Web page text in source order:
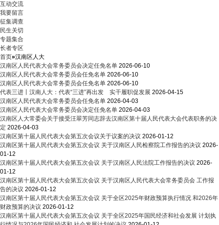
互动交流
我要留言
征集调查
民生关切
专题集合
长者专区
首页»汉南区人大
汉南区人民代表大会常务委员会决定任免名单 2026-06-10
汉南区人民代表大会常务委员会任免名单 2026-06-10
汉南区人民代表大会常务委员会任免名单 2026-06-10
代表三进丨汉南人大：代表“三进”再出发 实干履职促发展 2026-04-15
汉南区人民代表大会常务委员会任免名单 2026-04-03
汉南区人民代表大会常务委员会决定任免名单 2026-04-03
汉南区人大常委会关于接受汪翠芳同志辞去汉南区第十届人民代表大会代表职务的决
定 2026-04-03
汉南区第十届人民代表大会第五次会议关于议案的决议 2026-01-12
汉南区第十届人民代表大会第五次会议 关于汉南区人民检察院工作报告的决议 2026-
01-12
汉南区第十届人民代表大会第五次会议 关于汉南区人民法院工作报告的决议 2026-
01-12
汉南区第十届人民代表大会第五次会议 关于汉南区人民代表大会常务委员会 工作报
告的决议 2026-01-12
汉南区第十届人民代表大会第五次会议 关于全区2025年财政预算执行情况 和2026年
财政预算的决议 2026-01-12
汉南区第十届人民代表大会第五次会议 关于全区2025年国民经济和社会发展 计划执